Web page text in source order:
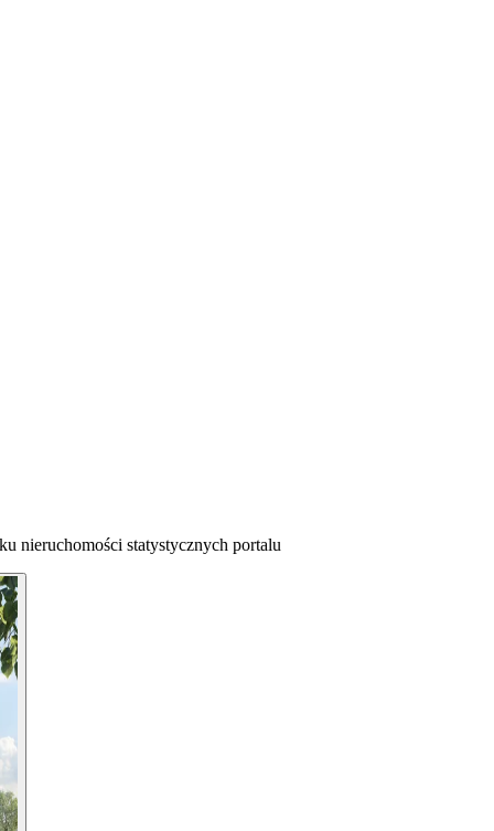
nieruchomości statystycznych portalu